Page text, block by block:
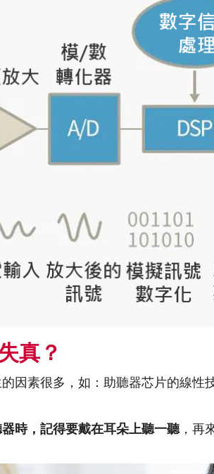
真？
因素很多，如：助聽器芯片的線性
時，記得要戴在耳朵上聽一聽，再